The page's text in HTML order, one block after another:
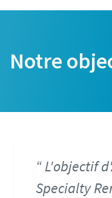
Notre
L'objectif
Specialty